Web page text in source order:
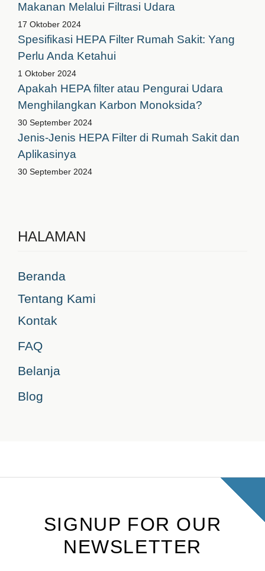
Makanan Melalui Filtrasi Udara
17 Oktober 2024
Spesifikasi HEPA Filter Rumah Sakit: Yang
Perlu Anda Ketahui
1 Oktober 2024
Apakah HEPA filter atau Pengurai Udara
Menghilangkan Karbon Monoksida?
30 September 2024
Jenis-Jenis HEPA Filter di Rumah Sakit dan
Aplikasinya
30 September 2024
HALAMAN
Beranda
Tentang Kami
Kontak
FAQ
Belanja
Blog
SIGNUP FOR OUR
NEWSLETTER